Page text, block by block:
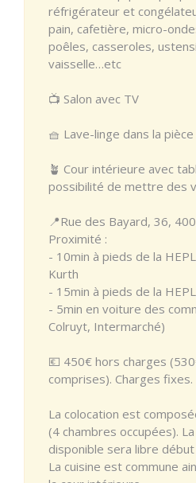
réfrigérateur et
pain, cafetière, micro-
poêles, casseroles,
vaisselle…etc
📺 Salon avec TV
🧺 Lave-linge dans la
🪴 Cour intérieure avec
possibilité de mettre des
📍Rue des Bayard, 36,
Proximité :
- 10min à pieds de la
Kurth
- 15min à pieds de la
- 5min en voiture des
Colruyt, Intermarché)
💶 450€ hors charges
comprises). Charges fixes.
La colocation est
(4 chambres occupées).
disponible sera libre
La cuisine est commune